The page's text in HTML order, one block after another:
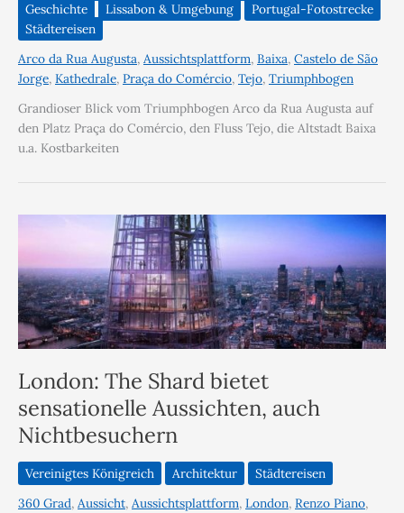
Geschichte
Lissabon & Umgebung
Portugal-Fotostrecke
Städtereisen
Arco da Rua Augusta, Aussichtsplattform, Baixa, Castelo de São
Jorge, Kathedrale, Praça do Comércio, Tejo, Triumphbogen
Grandioser Blick vom Triumphbogen Arco da Rua Augusta auf
den Platz Praça do Comércio, den Fluss Tejo, die Altstadt Baixa
u.a. Kostbarkeiten
London: The Shard bietet
sensationelle Aussichten, auch
Nichtbesuchern
Vereinigtes Königreich Architektur
Städtereisen
360 Grad, Aussicht, Aussichtsplattform, London, Renzo Piano,